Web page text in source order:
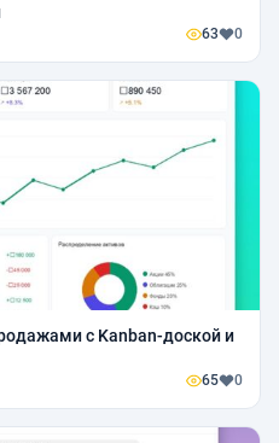
63 0
с Kanban-доской и
65 0